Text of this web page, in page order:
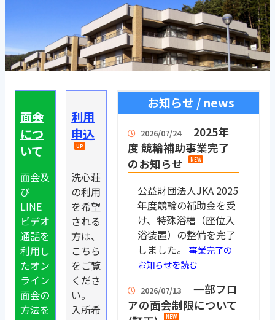
面会
につ
いて
面会及
び
LINE
ビデオ
通話を
利用し
たオン
ライン
面会の
方法を
利用
申込
洗心荘
の利用
を希望
される
方は、
こちら
をご覧
くださ
い。
入所希
お知らせ / news
2026/07/24
2025年
度 競輪補助事業完了
のお知らせ
公益財団法人JKA 2025
年度競輪の補助金を受
け、特殊浴槽（座位入
浴装置）の整備を完了
しました。事業完了の
お知らせを読む
2026/07/13
一部フロ
アの面会制限について